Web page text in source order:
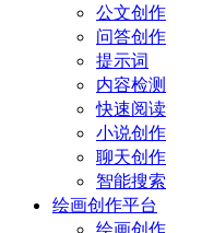
公文创作
问答创作
提示词
内容检测
快速阅读
小说创作
聊天创作
智能搜索
绘画创作平台
绘画创作